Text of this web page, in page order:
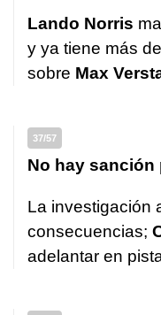
Lando Norris
y ya tiene más
sobre Max
37/57
No hay sanción
La investigación
consecuencias;
adelantar en